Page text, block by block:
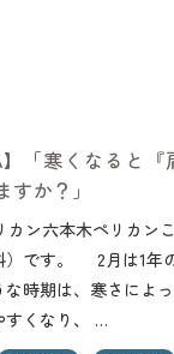
「寒くなると『
か？」
カン六本木ペリカン
）です。 2月は1年
時期は、寒さによ
すくなり、 …